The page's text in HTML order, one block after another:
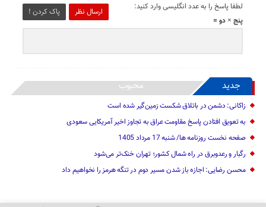
ارسال نظر پاک کردن !
لطفا پاسخ را به عدد انگلیسی وارد کنید:
پنج × دو =
جدید محبوب
زاکانی: دشمن در باتلاق شکست زمین‌گیر شده است
به تعویق افتادن پاسخ مقاومت عراق به تجاوز اخیر آمریکایی سعودی
صفحه نخست روزنامه ها/ شنبه 17 مرداد 1405
رگبار و رعدوبرق در راه شمال کشور؛ تهران خنک‌تر می‌شود
محسن رضایی: اجازه باز شدن مسیر دوم در تنگه هرمز را نخواهیم داد